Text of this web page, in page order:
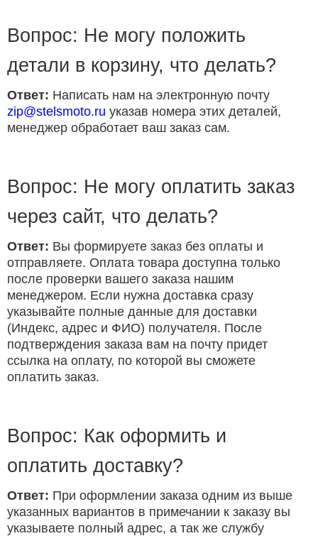
Вопрос: Не могу положить
детали в корзину, что делать?
Ответ: Написать нам на электронную почту
zip@stelsmoto.ru указав номера этих деталей,
менеджер обработает ваш заказ сам.
Вопрос: Не могу оплатить заказ
через сайт, что делать?
Ответ: Вы формируете заказ без оплаты и
отправляете. Оплата товара доступна только
после проверки вашего заказа нашим
менеджером. Если нужна доставка сразу
указывайте полные данные для доставки
(Индекс, адрес и ФИО) получателя. После
подтверждения заказа вам на почту придет
ссылка на оплату, по которой вы сможете
оплатить заказ.
Вопрос: Как оформить и
оплатить доставку?
Ответ: При оформлении заказа одним из выше
указанных вариантов в примечании к заказу вы
указываете полный адрес, а так же службу